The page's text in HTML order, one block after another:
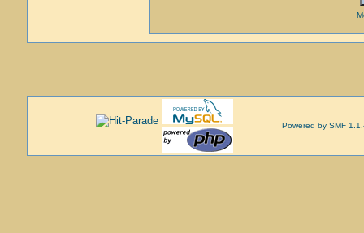
Powered by SMF